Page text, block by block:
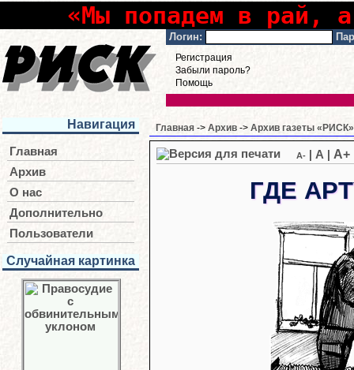
«Мы попадем в рай,
Логин:
Регистрация
Забыли пароль?
Помощь
Навигация
Главная
Архив
О нас
Дополнительно
Пользователи
Случайная картинка
Главная -> Архив -> Архив газеты «РИСК»
A- A A+
ГДЕ